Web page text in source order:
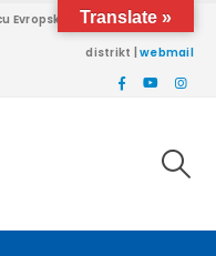
univerziteta Brčko
distrikt |webmail
Translate »